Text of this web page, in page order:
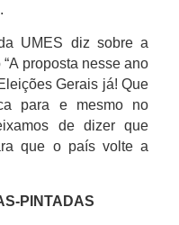
UMES diz sobre a
proposta nesse ano
Gerais já! Que
para e mesmo no
de dizer que
que o país volte a
PINTADAS